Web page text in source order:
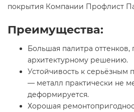
покрытия Компании Профлист
Преимущества:
Большая палитра
архитектурному решению.
Устойчивость к серьёзным
— металл практически не
деформируется.
Хорошая